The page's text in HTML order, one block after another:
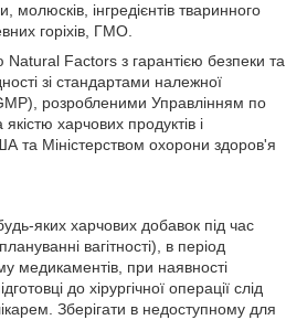
молюсків, інгредієнтів тваринного
горіхів, ГМО.
Natural Factors з гарантією безпеки та
зі стандартами належної
розробленими Управлінням по
харчових продуктів і
та Міністерством охорони здоров'я
яких харчових добавок під час
вагітності), в період
медикаментів, при наявності
до хірургічної операції слід
Зберігати в недоступному для